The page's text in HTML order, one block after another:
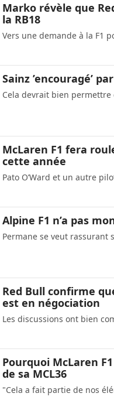
Marko révèle que
la RB18
Vers une demande à la F1
Sainz ’encouragé’
Cela devrait bien permettre
McLaren F1 fera
cette année
Pato O’Ward et un autre
Alpine F1 n’a pas
Permane se veut rassurant
Red Bull confirme
est en négociation
Les discussions ont bien
Pourquoi McLaren
de sa MCL36
"Cela a fait partie de nos